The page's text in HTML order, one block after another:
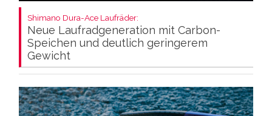
Shimano Dura-Ace Laufräder:
Neue Laufradgeneration mit Carbon-
Speichen und deutlich geringerem
Gewicht